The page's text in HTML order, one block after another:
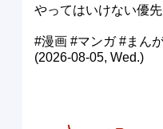
やってはいけない優
#漫画 #マンガ #まん
(2026-08-05, Wed.)